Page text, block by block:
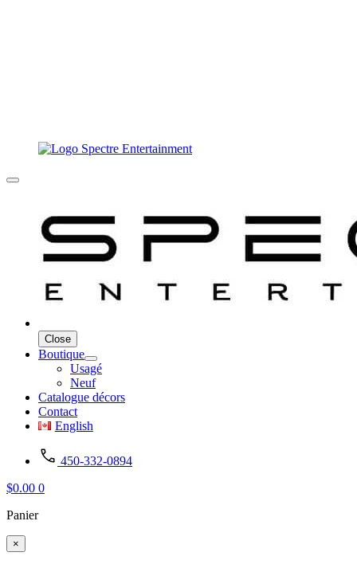
Close
Boutique
Usagé
Neuf
Catalogue décors
Contact
English
450-332-0894
$0.00 0
Panier
×